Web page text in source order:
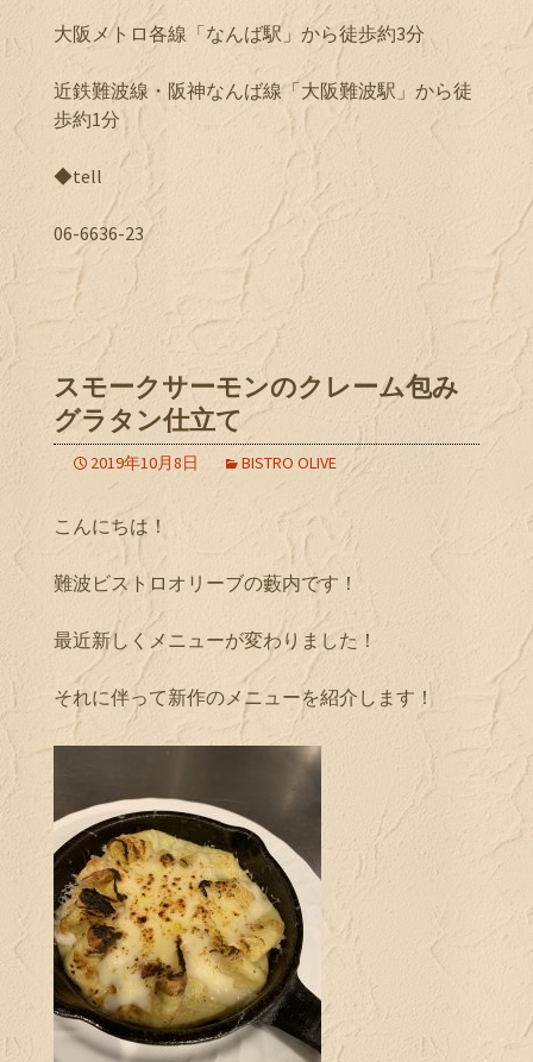
大阪メトロ各線「なんば駅」から徒歩約3分
近鉄難波線・阪神なんば線「大阪難波駅」から徒
歩約1分
◆tell
06-6636-23
スモークサーモンのクレーム包み
グラタン仕立て
2019年10月8日 BISTRO OLIVE
こんにちは！
難波ビストロオリーブの藪内です！
最近新しくメニューが変わりました！
それに伴って新作のメニューを紹介します！